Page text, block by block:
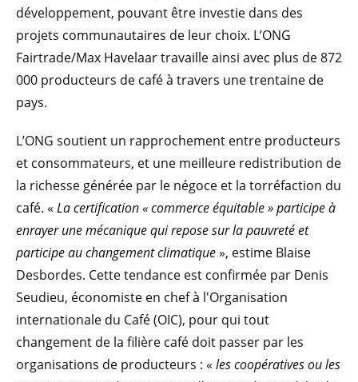
développement, pouvant être investie dans des
projets communautaires de leur choix. L’ONG
Fairtrade/Max Havelaar travaille ainsi avec plus de 872
000 producteurs de café à travers une trentaine de
pays.
L’ONG soutient un rapprochement entre producteurs
et consommateurs, et une meilleure redistribution de
la richesse générée par le négoce et la torréfaction du
café. « La certification « commerce équitable » participe à
enrayer une mécanique qui repose sur la pauvreté et
participe au changement climatique», estime Blaise
Desbordes. Cette tendance est confirmée par Denis
Seudieu, économiste en chef à l'Organisation
internationale du Café (OIC), pour qui tout
changement de la filière café doit passer par les
organisations de producteurs : « les coopératives ou les